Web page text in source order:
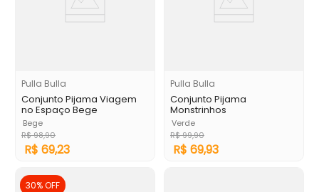
Pulla Bulla
Conjunto Pijama Viagem
no Espaço Bege
Bege
R$98,90
R$ 69,23
Pulla Bulla
Conjunto Pijama
Monstrinhos
Verde
R$99,90
R$ 69,93
30%OFF